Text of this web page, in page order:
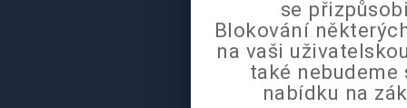
se
Blokování
na vaši
také
nabídku na